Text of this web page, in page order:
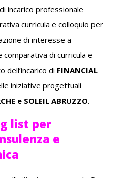
incarico professionale
curricula e colloquio per
di interesse a
di curricula e
dell’incarico di FINANCIAL
iniziative progettuali
e SOLEIL ABRUZZO.
list per
e